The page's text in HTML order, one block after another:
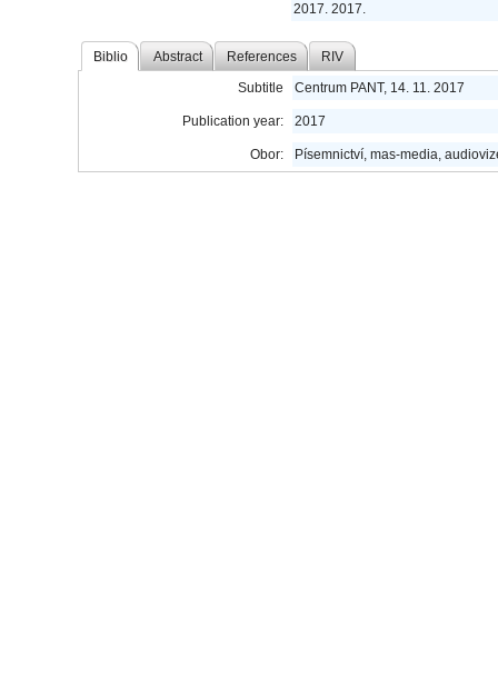
2017. 2017.
Biblio Abstract References RIV
Subtitle Centrum PANT, 14. 11. 2017
Publication year: 2017
Obor: Písemnictví, mas-media,